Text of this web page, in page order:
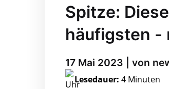
Spitze:
häufigsten -
17 Mai 2023 | von
Lesedauer: 4 Minuten